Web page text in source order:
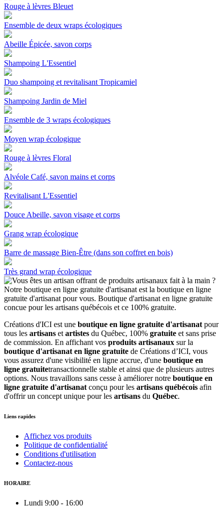
Rouge à lèvres Bleuet
Ensemble de deux wraps écologiques
Abeille Épicée, savon corps
Shampoing L'Essentiel
Duo shampoing et revitalisant Tropicamiel
Shampoing Jardin de Miel
Ensemble de 3 wraps écologiques
Moyen wrap écologique
Rouge à lèvres Floral
Alvéole Café, savon mains et corps
Revitalisant L'Essentiel
Douce Abeille, savon visage et corps
Grang wrap écologique
Barre de massage Bien-Être (dans son coffret en bois)
Très grand wrap écologique
Créations d'ICI est une boutique en ligne gratuite d'artisanat pour
tous les artisans et artistes du Québec, 100% gratuite et sans prise
de commission. En affichant vos produits artisanaux sur la
boutique d'artisanat en ligne gratuite de Créations d’ICI, vous
vous assurez d'une visibilité en ligne accrue, d'une boutique en
ligne gratuitetransactionnelle stable et ainsi que de plusieurs autres
options. Nous travaillons sans cesse à améliorer notre boutique en
ligne gratuite d'artisanat conçu pour les artisans québécois afin
d'offrir un concept unique pour les artisans du Québec.
Liens rapides
Affichez vos produits
Politique de confidentialité
Conditions d'utilisation
Contactez-nous
HORAIRE
Lundi 9:00 - 16:00